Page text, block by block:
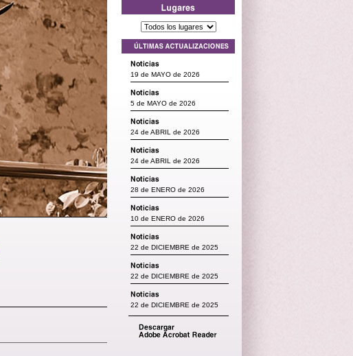
19 de MAYO de 2026
5 de MAYO de 2026
24 de ABRIL de 2026
24 de ABRIL de 2026
28 de ENERO de 2026
10 de ENERO de 2026
22 de DICIEMBRE de 2025
22 de DICIEMBRE de 2025
22 de DICIEMBRE de 2025